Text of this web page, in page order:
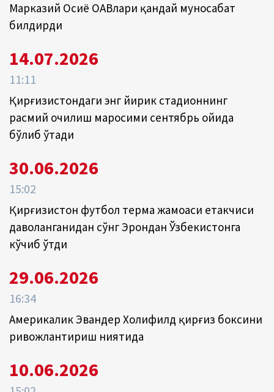
Марказий Осиё ОАВлари қандай муносабат
билдирди
14.07.2026
11:11
Қирғизистондаги энг йирик стадионнинг
расмий очилиш маросими сентябрь ойида
бўлиб ўтади
30.06.2026
15:02
Қирғизистон футбол терма жамоаси етакчиси
даволанганидан сўнг Эрондан Ўзбекистонга
кўчиб ўтди
29.06.2026
16:34
Америкалик Эвандер Холифилд қирғиз боксини
ривожлантириш ниятида
10.06.2026